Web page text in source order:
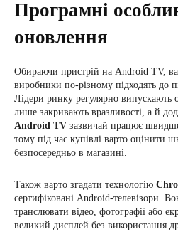
Програмні
оновлення
Обираючи пристрій на Android TV,
виробники по-різному підходять до
Лідери ринку регулярно
лише закривають вразливості, а й
Android TV зазвичай працює
тому під час купівлі варто оцінити
безпосередньо в магазині.
Також варто згадати технологію
сертифіковані Android-телевізори.
транслювати відео, фотографії або
великий дисплей без використання